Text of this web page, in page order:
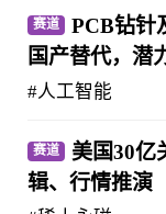
赛道
PCB钻针
国产替代，潜
#人工智能
赛道
美国30亿
辑、行情推演